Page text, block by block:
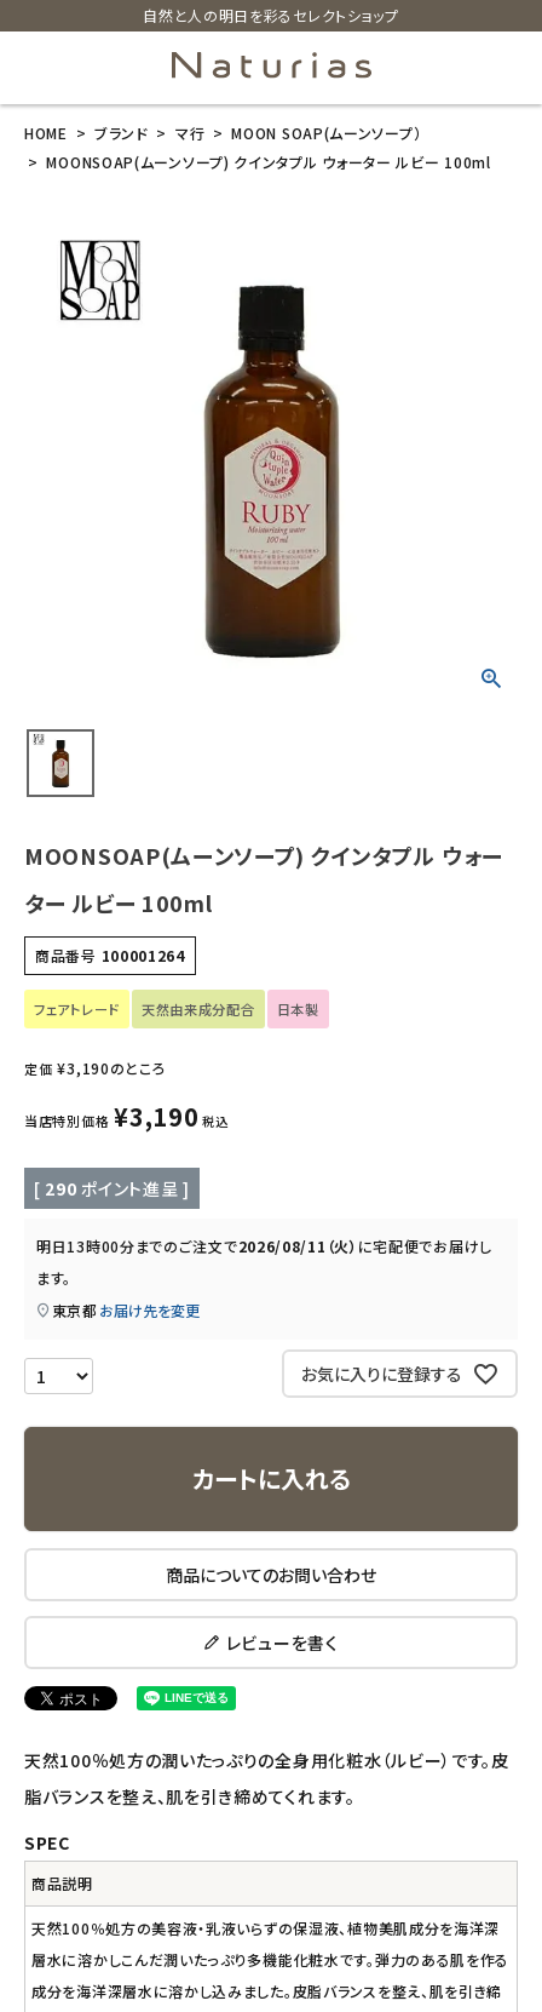
自然と人の明日を彩るセレクトショップ
search
カテゴリーから探す
美容・コスメ・香水
衛生用品
日用品雑貨
フェムケア
キッチン用品
ブランド
エコリュクス
エコメイト
コラム・スタッフのおすすめ
ご利用ガイド等
アカウント情報
ようこそ ゲスト 様
HOME ブランド マ行
MOON SOAP(ムーンソープ）
MOONSOAP(ムーンソープ) クインタプル ウォーター ルビー 100ml
MOONSOAP(ムーンソープ) クインタプル ウォー
ター ルビー 100ml
商品番号 100001264
フェアトレード 天然由来成分配合 日本製
定価 ¥3,190のところ
当店特別価格 ¥3,190 税込
[ 290 ポイント進呈 ]
明日13時00分までのご注文で2026/08/11（火） に宅配便でお届けし
ます。
東京都 お届け先を変更
お気に入りに登録する
カートに入れる
商品についてのお問い合わせ
レビューを書く
天然100％処方の潤いたっぷりの全身用化粧水（ルビー）です。皮
脂バランスを整え、肌を引き締めてくれます。
SPEC
商品説明
天然100％処方の美容液・乳液いらずの保湿液、植物美肌成分を海洋深
層水に溶かしこんだ潤いたっぷり多機能化粧水です。弾力のある肌を作る
成分を海洋深層水に溶かし込みました。皮脂バランスを整え、肌を引き締